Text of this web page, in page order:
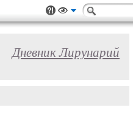
Дневник Лирунарий